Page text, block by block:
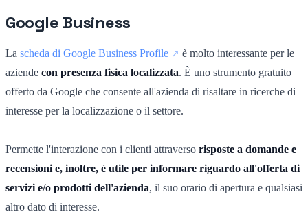
Google Business
La scheda di Google Business Profile
è molto interessante per le
aziende con presenza fisica localizzata. È uno strumento gratuito
offerto da Google che consente all'azienda di risaltare in ricerche di
interesse per la localizzazione o il settore.
Permette l'interazione con i clienti attraverso risposte a domande e
recensioni e, inoltre, è utile per informare riguardo all'offerta di
servizi e/o prodotti dell'azienda, il suo orario di apertura e qualsiasi
altro dato di interesse.